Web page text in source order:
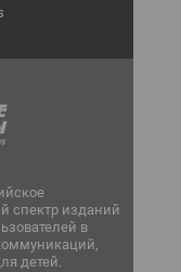
спектр изданий
в
детей.